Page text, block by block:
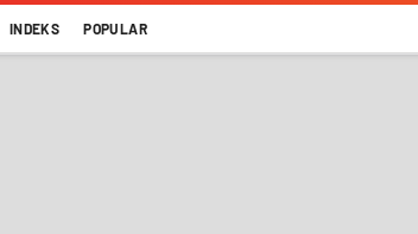
INDEKS POPULAR